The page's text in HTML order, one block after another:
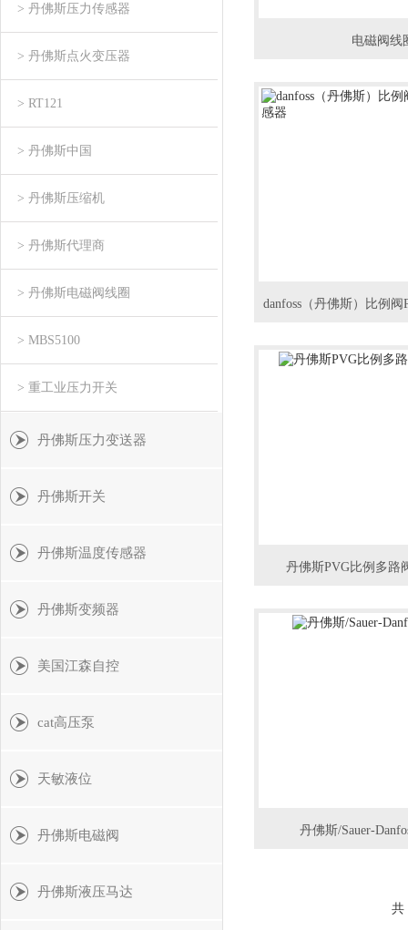
> 丹佛斯压力传感器
> 丹佛斯点火变压器
> RT121
> 丹佛斯中国
> 丹佛斯压缩机
> 丹佛斯代理商
> 丹佛斯电磁阀线圈
> MBS5100
> 重工业压力开关
丹佛斯压力变送器
丹佛斯开关
丹佛斯温度传感器
丹佛斯变频器
美国江森自控
cat高压泵
天敏液位
丹佛斯电磁阀
丹佛斯液压马达
电磁阀线
丹佛斯PVG比例多路
丹佛斯/Sauer-
共